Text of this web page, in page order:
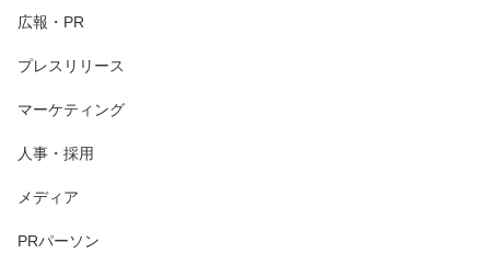
広報・PR
プレスリリース
マーケティング
人事・採用
メディア
PRパーソン